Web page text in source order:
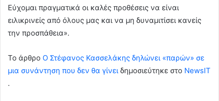
Εύχομαι πραγματικά οι καλές προθέσεις να είναι
ειλικρινείς από όλους μας και να μη δυναμιτίσει κανείς
την προσπάθεια».
To άρθρο Ο Στέφανος Κασσελάκης δηλώνει «παρών» σε
μια συνάντηση που δεν θα γίνει δημοσιεύτηκε στο NewsIT
.